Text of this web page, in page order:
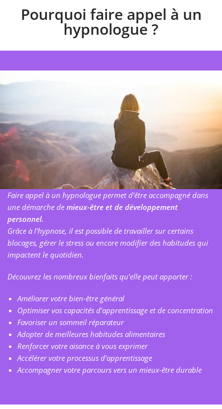
Pourquoi faire appel à un
hypnologue ?
Faire appel à un hypnologue permet d’être accompagné dans
une démarche de mieux-être et de développement
personnel.
Grâce à l’hypnose, il est possible de travailler sur certains
blocages, gérer le stress ou encore modifier des habitudes qui
impactent le quotidien.
Découvrez les nombreux bienfaits qu’elle peut apporter :
Améliorer votre bien-être général
Optimiser vos capacités d’apprentissage et de concentration
Favoriser un sommeil réparateur
Adopter de meilleures habitudes alimentaires
Renforcer votre aisance à vous exprimer
Accélérer votre processus d’apprentissage
Accompagner votre parcours vers un mieux-être durable